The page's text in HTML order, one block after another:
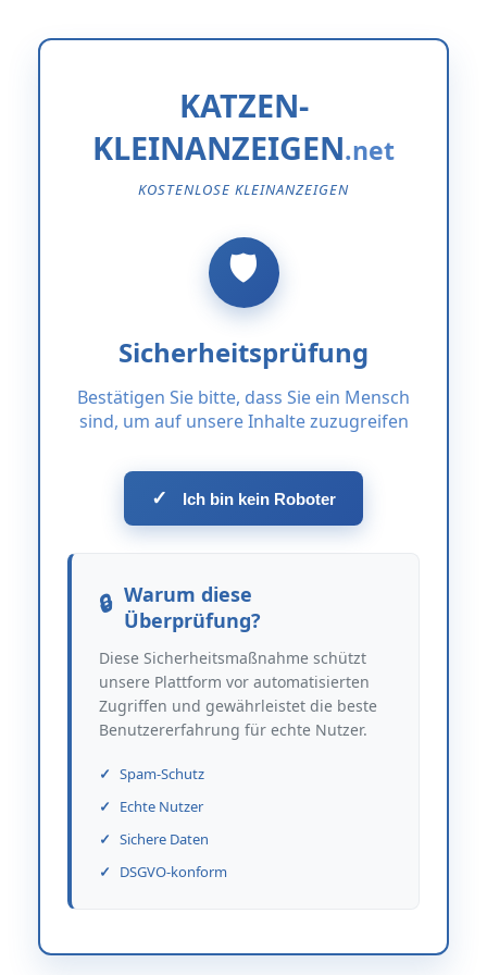
KATZEN-
KLEINANZEIGEN
KOSTENLOSE KLEINANZEIGEN
Sicherheitsprüfung
Bestätigen Sie bitte, dass Sie ein Mensch
sind, um auf unsere Inhalte zuzugreifen
✓ Ich bin kein Roboter
Warum diese
Überprüfung?
Diese Sicherheitsmaßnahme schützt
unsere Plattform vor automatisierten
Zugriffen und gewährleistet die beste
Benutzererfahrung für echte Nutzer.
Spam-Schutz
Echte Nutzer
Sichere Daten
DSGVO-konform